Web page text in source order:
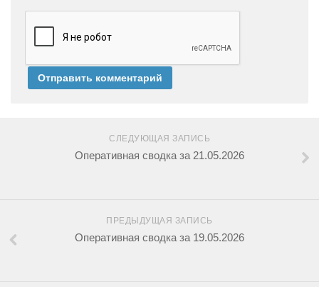
СЛЕДУЮЩАЯ ЗАПИСЬ
Оперативная сводка за 21.05.2026
ПРЕДЫДУЩАЯ ЗАПИСЬ
Оперативная сводка за 19.05.2026